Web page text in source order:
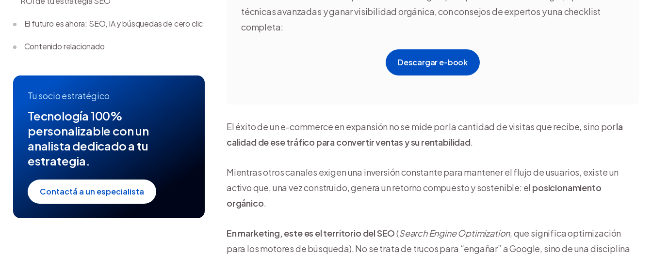
técnicas avanzadas y ganar visibilidad orgánica, con consejos de expertos y una checklist
completa:
Descargar e-book
El éxito de un e-commerce en expansión no se mide por la cantidad de visitas que recibe, sino porla
calidad de ese tráfico para convertir ventas y su rentabilidad.
Mientras otros canales exigen una inversión constante para mantener el flujo de usuarios, existe un
activo que, una vez construido, genera un retorno compuesto y sostenible: el posicionamiento
orgánico.
En marketing, este es el territorio del SEO(Search Engine Optimization, que significa optimización
para los motores de búsqueda). No se trata de trucos para “engañar” a Google, sino de una disciplina
El futuro es ahora: SEO, IA y búsquedas de cero clic
Contenido relacionado
Tu socio estratégico
Tecnología 100%
personalizable con un
analista dedicado a tu
estrategia.
Contactá a un especialista